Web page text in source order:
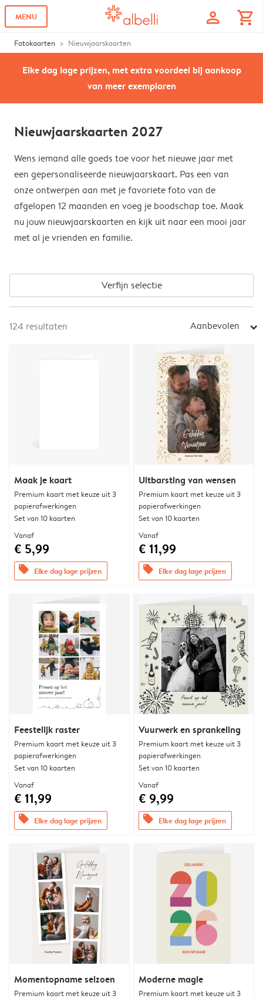
MENU profile shopping_cart
Fotokaarten Nieuwjaarskaarten
Elke dag lage prijzen, met extra voordeel bij aankoop
van meer exemplaren
Nieuwjaarskaarten 2027
Wens iemand alle goeds toe voor het nieuwe jaar met
een gepersonaliseerde nieuwjaarskaart. Pas een van
onze ontwerpen aan met je favoriete foto van de
afgelopen 12 maanden en voeg je boodschap toe. Maak
nu jouw nieuwjaarskaarten en kijk uit naar een mooi jaar
met al je vrienden en familie.
Verfijn selectie
124 resultaten Aanbevolen arrow_right
Maak je kaart
Premium kaart met keuze uit 3
papierafwerkingen
Set van 10 kaarten
Vanaf
€ 5,99
offers Elke dag lage prijzen
Uitbarsting van wensen
Premium kaart met keuze uit 3
papierafwerkingen
Set van 10 kaarten
Vanaf
€ 11,99
offers Elke dag lage prijzen
Feestelijk raster
Premium kaart met keuze uit 3
papierafwerkingen
Set van 10 kaarten
Vanaf
€ 11,99
offers Elke dag lage prijzen
Vuurwerk en sprankeling
Premium kaart met keuze uit 3
papierafwerkingen
Set van 10 kaarten
Vanaf
€ 9,99
offers Elke dag lage prijzen
Momentopname seizoen
Premium kaart met keuze uit 3
Moderne magie
Premium kaart met keuze uit 3